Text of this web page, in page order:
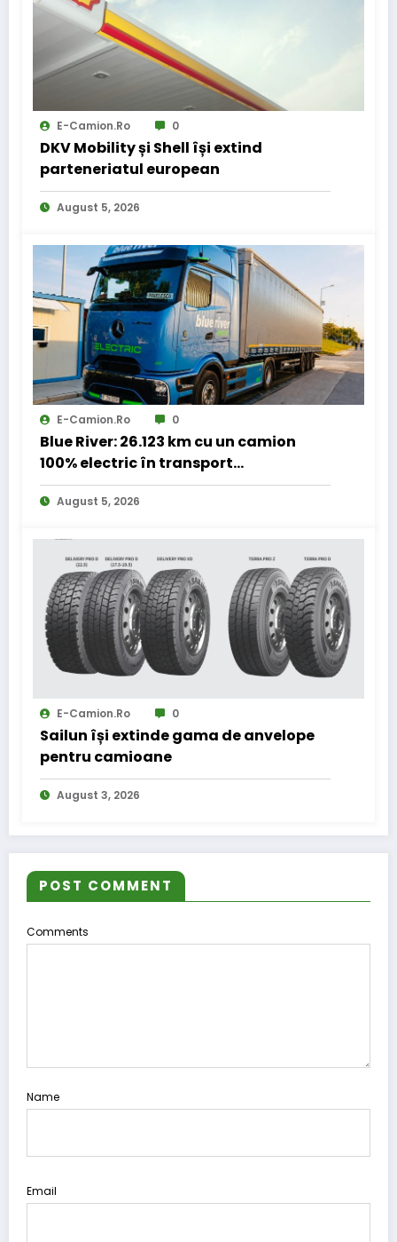
E-Camion.ro 0
DKV Mobility și Shell își extind
parteneriatul european
August 5, 2026
E-Camion.ro 0
Blue River: 26.123 km cu un camion
100% electric în transport
internațional
August 5, 2026
E-Camion.ro 0
Sailun își extinde gama de anvelope
pentru camioane
August 3, 2026
POST COMMENT
Comments
Name
Email